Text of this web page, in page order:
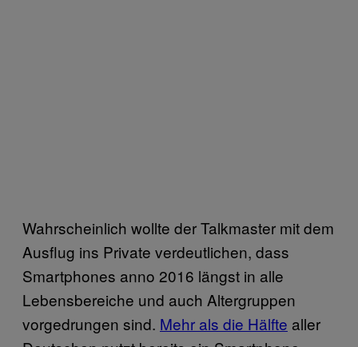
Wahrscheinlich wollte der Talkmaster mit dem
Ausflug ins Private verdeutlichen, dass
Smartphones anno 2016 längst in alle
Lebensbereiche und auch Altergruppen
vorgedrungen sind. Mehr als die Hälfte aller